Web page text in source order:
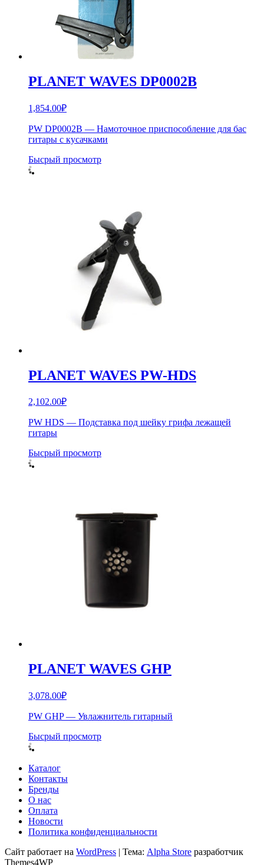
PLANET WAVES DP0002B
1,854.00₽
PW DP0002B — Намоточное приспособление для бас
гитары с кусачками
Бысрый просмотр
PLANET WAVES PW-HDS
2,102.00₽
PW HDS — Подставка под шейку грифа лежащей
гитары
Бысрый просмотр
PLANET WAVES GHP
3,078.00₽
PW GHP — Увлажнитель гитарный
Бысрый просмотр
Каталог
Контакты
Бренды
О нас
Оплата
Новости
Политика конфиденциальности
Сайт работает на WordPress | Тема: Alpha Store разработчик
Themes4WP